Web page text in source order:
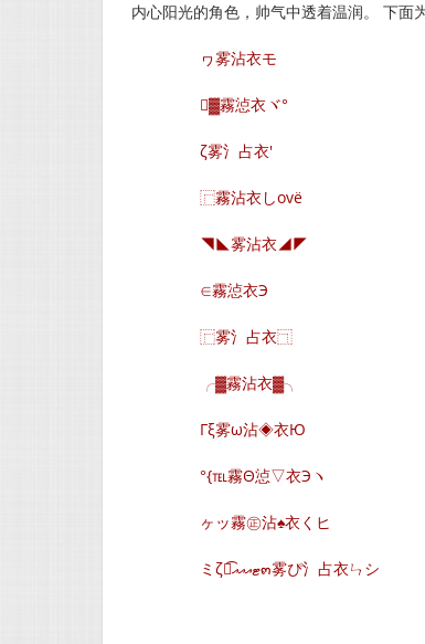
内心阳光的角色，帅气中透着温润。 下面
ヮ雾沾衣モ
▓霧惉衣ヾ°
ζ雾氵占衣′
⿸霧沾衣しovё
◥◣雾沾衣◢◤
∈霧惉衣Э
⿸雾氵占衣⿹
╭▓霧沾衣▓╮
Гξ雾ω沾◈衣Ю
°{℡霧Θ惉▽衣Эヽ
ヶッ霧㊣沾♠衣くヒ
ミζั͡ޓއއއ๓雾ぴ氵占衣ㄣシ